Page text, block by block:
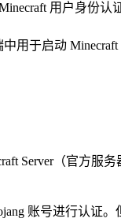
用户身份
于启动 Minecraft
Server（官方服
账号进行认证